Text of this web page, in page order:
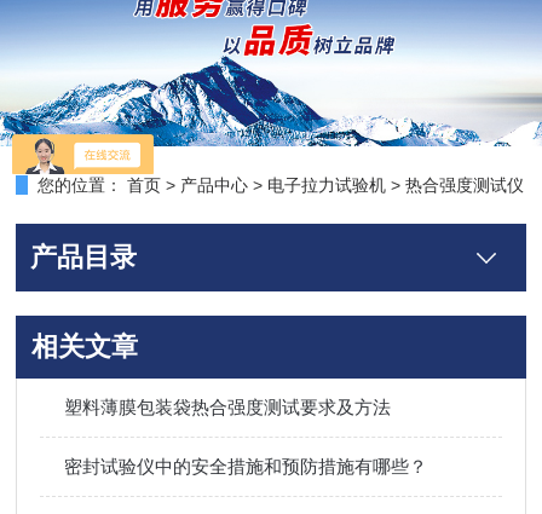
您的位置： 首页 > 产品中心 > 电子拉力试验机 >热合强度测试仪
产品目录
相关文章
塑料薄膜包装袋热合强度测试要求及方法
密封试验仪中的安全措施和预防措施有哪些？